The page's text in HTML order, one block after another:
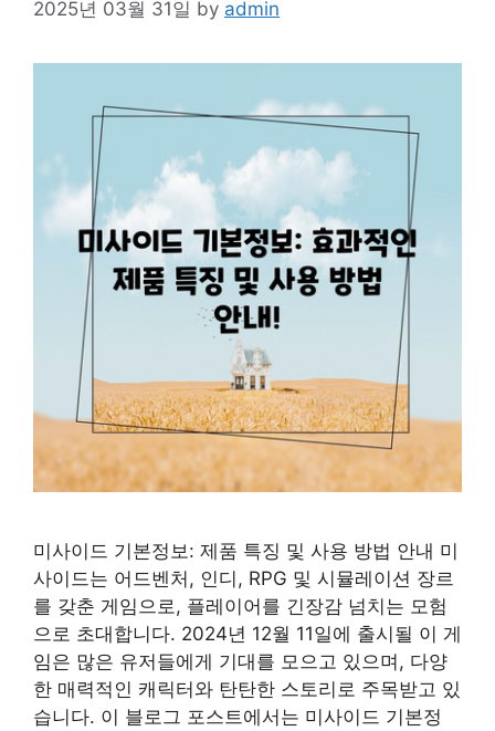
2025년 03월 31일 by admin
미사이드 기본정보: 제품 특징 및 사용 방법 안내 미
사이드는 어드벤처, 인디, RPG 및 시뮬레이션 장르
를 갖춘 게임으로, 플레이어를 긴장감 넘치는 모험
으로 초대합니다. 2024년 12월 11일에 출시될 이 게
임은 많은 유저들에게 기대를 모으고 있으며, 다양
한 매력적인 캐릭터와 탄탄한 스토리로 주목받고 있
습니다. 이 블로그 포스트에서는 미사이드 기본정